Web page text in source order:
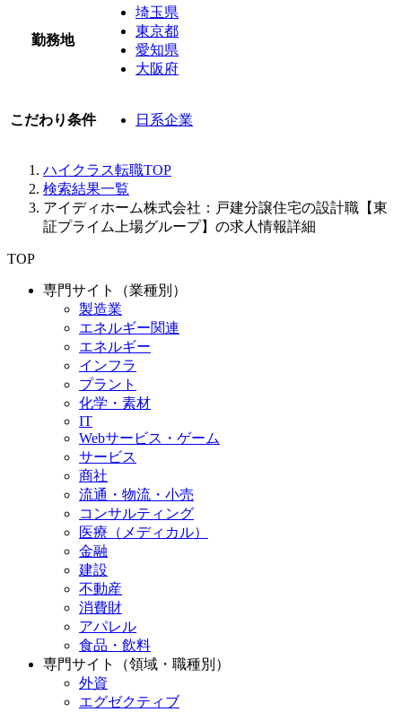
勤務地
埼玉県
東京都
愛知県
大阪府
こだわり条件 日系企業
ハイクラス転職TOP
検索結果一覧
アイディホーム株式会社：戸建分譲住宅の設計職【東
証プライム上場グループ】の求人情報詳細
TOP
専門サイト（業種別）
製造業
エネルギー関連
エネルギー
インフラ
プラント
化学・素材
IT
Webサービス・ゲーム
サービス
商社
流通・物流・小売
コンサルティング
医療（メディカル）
金融
建設
不動産
消費財
アパレル
食品・飲料
専門サイト（領域・職種別）
外資
エグゼクティブ